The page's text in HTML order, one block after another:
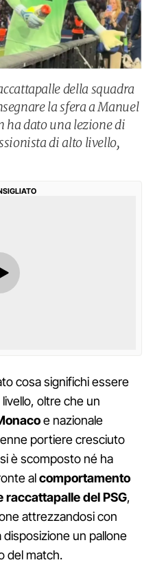
della squadra
la sfera a Manuel
ha dato una lezione di
di alto livello,
cosa significhi essere
oltre che un
e nazionale
portiere cresciuto
è scomposto né ha
alcomportamento
del PSG,
attrezzandosi con
un pallone
del match.